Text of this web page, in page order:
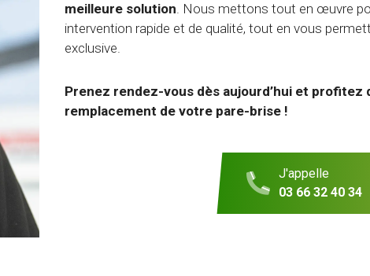
meilleure solution. Nous mettons tout en œuvre
intervention rapide et de qualité, tout en vous
exclusive.
Prenez rendez-vous dès aujourd’hui et
remplacement de votre pare-brise !
J'appelle
03 66 32 40 34